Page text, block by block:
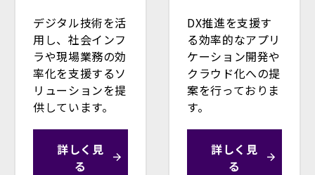
デジタル技術を活
用し、社会インフ
ラや現場業務の効
率化を支援するソ
リューションを提
供しています。
詳しく見
る
DX推進を支援す
る効率的なアプリ
ケーション開発や
クラウド化への提
案を行っておりま
す。
詳しく見
る